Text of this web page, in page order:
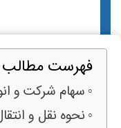
فهرست مطالب
سهام شرکت و
نحوه نقل و